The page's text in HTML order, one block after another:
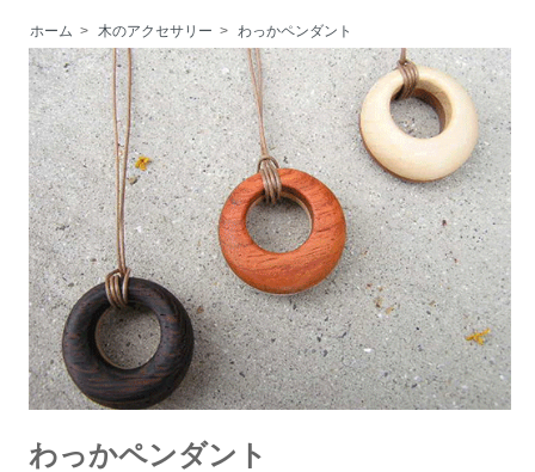
ホーム > 木のアクセサリー > わっかペンダント
わっかペンダント